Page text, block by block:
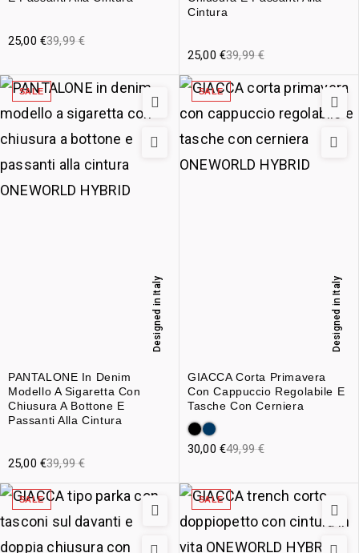
39,99€
25,00 €
Cintura
39,99€
25,00 €
SALE
PANTALONE In Denim
Modello A Sigaretta Con
Chiusura A Bottone E
Passanti Alla Cintura
Designed in Italy
39,99€
25,00 €
SALE
GIACCA Corta Primavera
Con Cappuccio Regolabile E
Tasche Con Cerniera
Designed in Italy
49,99€
30,00 €
SALE SALE